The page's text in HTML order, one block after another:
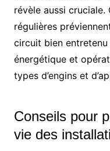
révèle aussi
régulières
circuit bien
énergétique et
types d’engins et
Conseils pour
vie des